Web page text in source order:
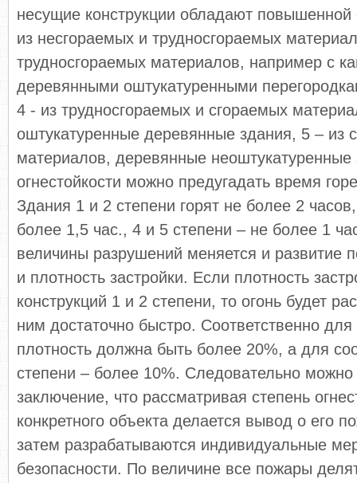
несущие конструкции обладают повышенной
из несгораемых и трудносгораемых
трудносгораемых материалов, например с
деревянными оштукатуренными
4 - из трудносгораемых и сгораемых
оштукатуренные деревянные здания, 5 – из
материалов, деревянные неоштукатуренные
огнестойкости можно предугадать время
Здания 1 и 2 степени горят не более 2
более 1,5 час., 4 и 5 степени – не более 1
величины разрушений меняется и развитие
и плотность застройки. Если плотность
конструкций 1 и 2 степени, то огонь будет
ним достаточно быстро. Соответственно
плотность должна быть более 20%, а для
степени – более 10%. Следовательно можно
заключение, что рассматривая степень
конкретного объекта делается вывод о его
затем разрабатываются индивидуальные
безопасности. По величине все пожары